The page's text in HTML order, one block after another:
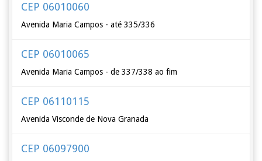
CEP 06010060
Avenida Maria Campos - até 335/336
CEP 06010065
Avenida Maria Campos - de 337/338 ao fim
CEP 06110115
Avenida Visconde de Nova Granada
CEP 06097900